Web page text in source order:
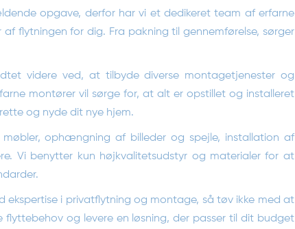
opgave, derfor har vi et dedikeret team af erfarne
flytningen for dig. Fra pakning til gennemførelse, sørger
videre ved, at tilbyde diverse montagetjenester og
montører vil sørge for, at alt er opstillet og installeret
og nyde dit nye hjem.
ophængning af billeder og spejle, installation af
Vi benytter kun højkvalitetsudstyr og materialer for at
ekspertise i privatflytning og montage, så tøv ikke med at
og levere en løsning, der passer til dit budget